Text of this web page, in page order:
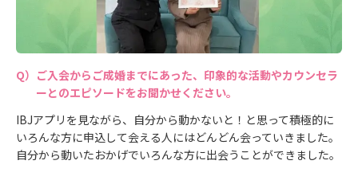
ご入会からご成婚までにあった、印象的な活動やカウンセラ
ーとのエピソードをお聞かせください。
IBJアプリを見ながら、自分から動かないと！と思って積極的に
いろんな方に申込して会える人にはどんどん会っていきました。
自分から動いたおかげでいろんな方に出会うことができました。